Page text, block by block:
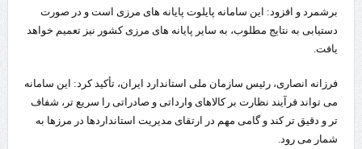
برشمرد و افزود: این سامانه پایلوت پایانه‌ های مرزی است و در صورت
دستیابی به نتایج مطلوب، به سایر پایانه‌ های مرزی کشور نیز تعمیم خواهد
یافت.
فرزانه انصاری، رئیس سازمان ملی استاندارد ایران، تأکید کرد: این سامانه
می‌ تواند فرآیند نظارت بر کالاهای وارداتی و صادراتی را سریع‌ تر، شفاف‌
تر و دقیق‌ تر کند و گامی مهم در ارتقای مدیریت استانداردها در مرزها به
شمار می‌ رود.